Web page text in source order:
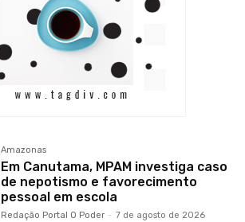
Amazonas
Em Canutama, MPAM investiga caso
de nepotismo e favorecimento
pessoal em escola
Redação Portal O Poder - 7 de agosto de 2026